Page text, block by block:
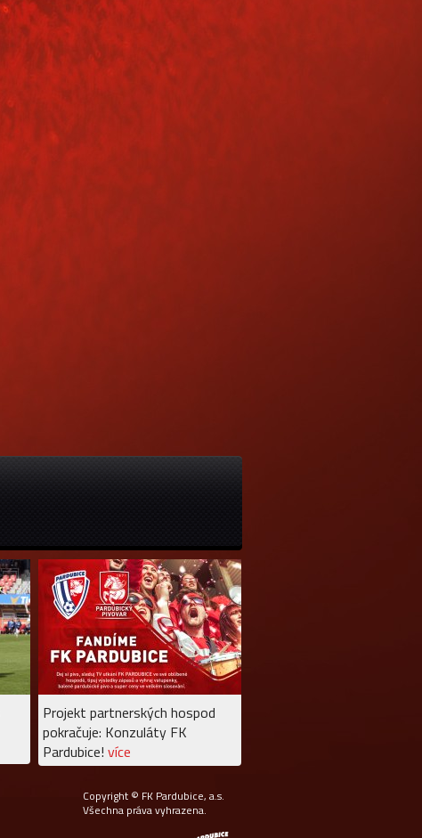
Projekt partnerských hospod
pokračuje: Konzuláty FK
Pardubice! více
Copyright © FK Pardubice, a.s.
Všechna práva vyhrazena.